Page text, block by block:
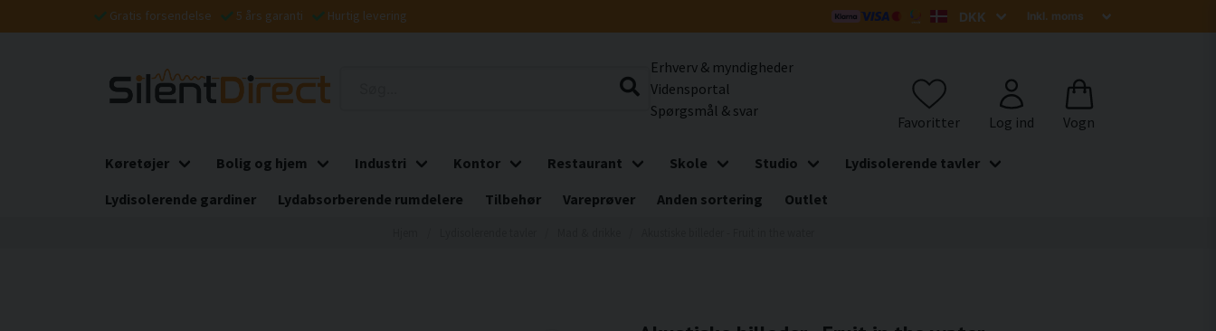
Gratis forsendelse 5 års garanti Hurtig levering
Erhverv & myndigheder
Vidensportal
Spørgsmål & svar
Køretøjer Bolig og hjem Industri Kontor Restaurant Skole Studio
Lydisolerende tavler
Lydisolerende gardiner
Lydabsorberende rumdelere Tilbehør Vareprøver Anden sortering Outlet